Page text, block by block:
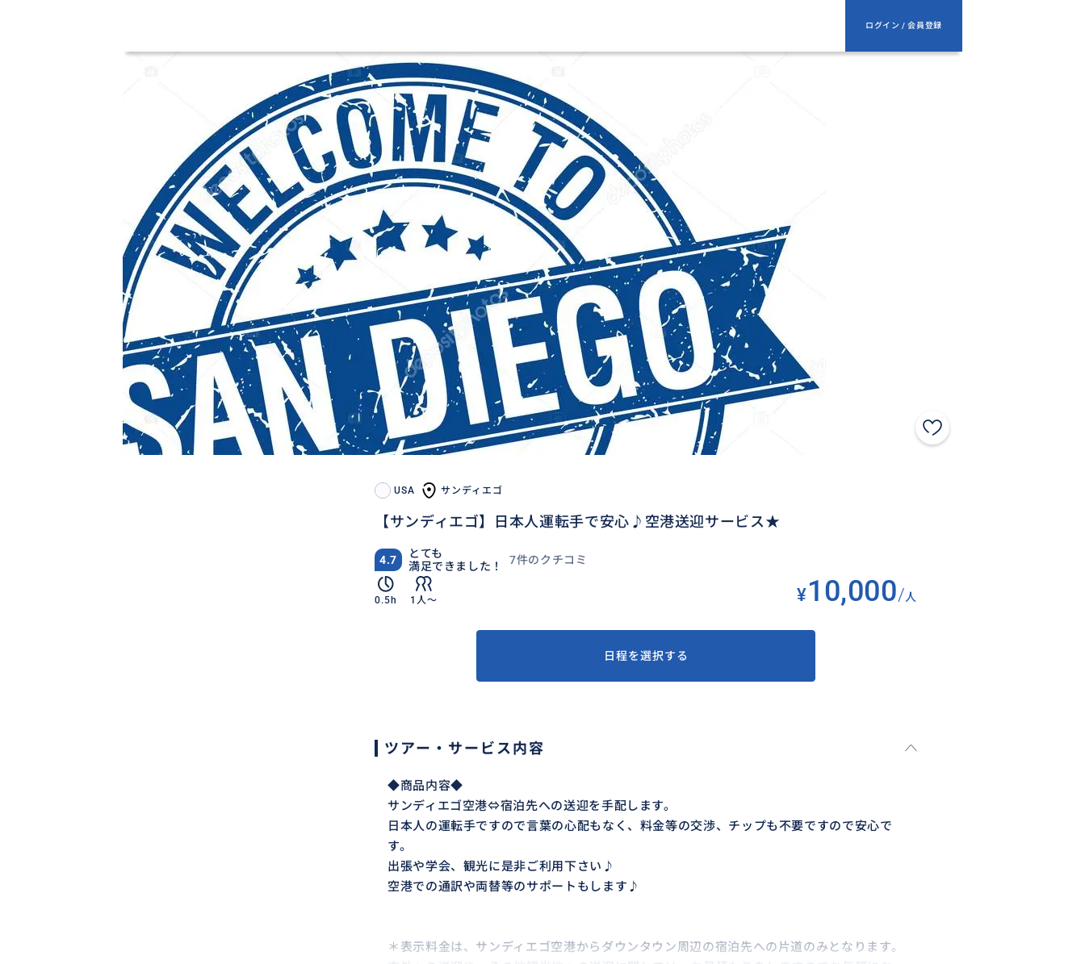
ログイン / 会員登録
USA サンディエゴ
【サンディエゴ】日本人運転手で安心♪空港送迎サービス★
4.7
とても
満足できました！
7件のクチコミ
0.5h 1人〜 ¥10,000/人
日程を選択する
ツアー・サービス内容
◆商品内容◆
サンディエゴ空港⇔宿泊先への送迎を手配します。
日本人の運転手ですので言葉の心配もなく、料金等の交渉、チップも不要ですので安心で
す。
出張や学会、観光に是非ご利用下さい♪
空港での通訳や両替等のサポートもします♪
＊表示料金は、サンディエゴ空港からダウンタウン周辺の宿泊先への片道のみとなります。